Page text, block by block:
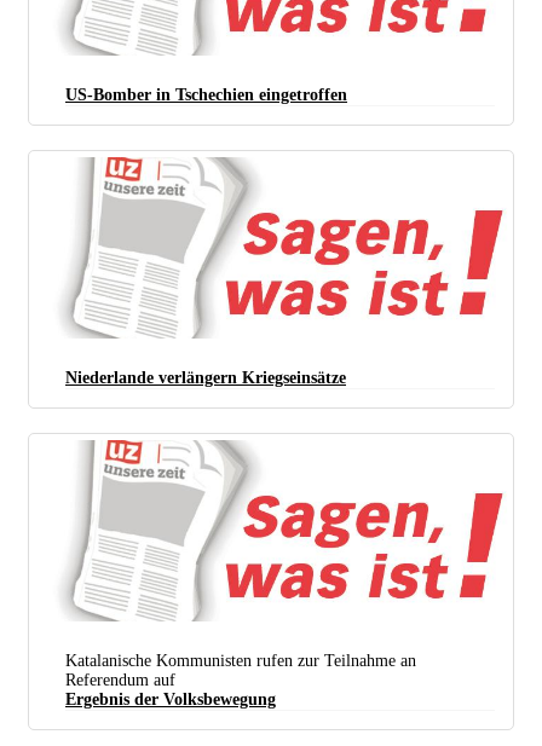
US-Bomber in Tschechien eingetroffen
Niederlande verlängern Kriegseinsätze
Katalanische Kommunisten rufen zur Teilnahme an
Referendum auf
Ergebnis der Volksbewegung